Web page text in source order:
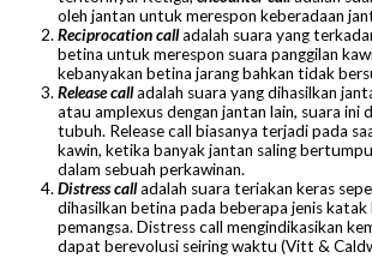
oleh jantan untuk merespon keberadaan
Reciprocation calladalah suara yang
betina untuk merespon suara panggilan
kebanyakan betina jarang bahkan tidak
Release calladalah suara yang dihasilkan
atau amplexus dengan jantan lain, suara ini
tubuh. Release call biasanya terjadi pada
kawin, ketika banyak jantan saling
dalam sebuah perkawinan.
Distress calladalah suara teriakan keras
dihasilkan betina pada beberapa jenis
pemangsa. Distress call mengindikasikan
dapat berevolusi seiring waktu (Vitt &